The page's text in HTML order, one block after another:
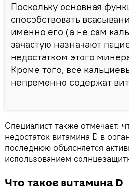
Поскольку основная
способствовать
именно его (а не сам
зачастую назначают
недостатком этого
Кроме того, все
непременно содержат
Специалист также отмечает,
недостаток витамина D в
последнюю объясняется
использованием
Что такое витамина D